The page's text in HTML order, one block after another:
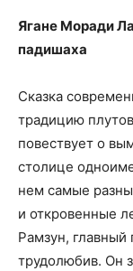
Ягане Моради
падишаха
Сказка
традицию
повествует о
столице
нем самые
и откровенные
Рамзун, главный
трудолюбив. Он